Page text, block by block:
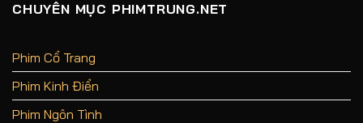
Đại
Tọa:Màn
Của
Hạo
CHUYÊN MỤC PHIMTRUNG.NET
Phim Cổ Trang
Phim Kinh Điển
Phim Ngôn Tình